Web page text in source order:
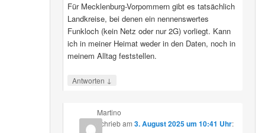
Für Mecklenburg-Vorpommern gibt es tatsächlich
Landkreise, bei denen ein nennenswertes
Funkloch (kein Netz oder nur 2G) vorliegt. Kann
ich in meiner Heimat weder in den Daten, noch in
meinem Alltag feststellen.
Antworten ↓
Martino
schriebam 3. August 2025 um 10:41 Uhr: